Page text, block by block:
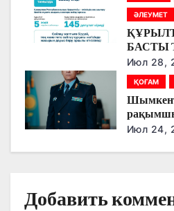
с
я
ӘЛЕУМЕТ
БАСТЫ
Июл 28,
ҚОҒАМ
Июл 24,
Добавить